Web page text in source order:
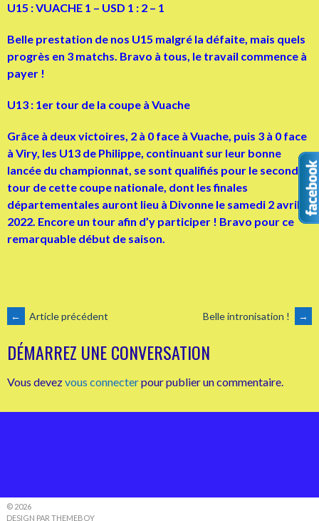
U15 : VUACHE 1 – USD 1 : 2 – 1
Belle prestation de nos U15 malgré la défaite, mais quels
progrès en 3 matchs. Bravo à tous, le travail commence à
payer !
U13 : 1er tour de la coupe à Vuache
Grâce à deux victoires, 2 à 0 face à Vuache, puis 3 à 0 face
à Viry, les U13 de Philippe, continuant sur leur bonne
lancée du championnat, se sont qualifiés pour le second
tour de cette coupe nationale, dont les finales
départementales auront lieu à Divonne le samedi 2 avril
2022. Encore un tour afin d’y participer ! Bravo pour ce
remarquable début de saison.
NAVIGATION
DES
ARTICLES
← Article précédent Belle intronisation ! →
DÉMARREZ UNE CONVERSATION
Vous devezvous connecterpour publier un commentaire.
© 2026
DESIGN PAR THEMEBOY